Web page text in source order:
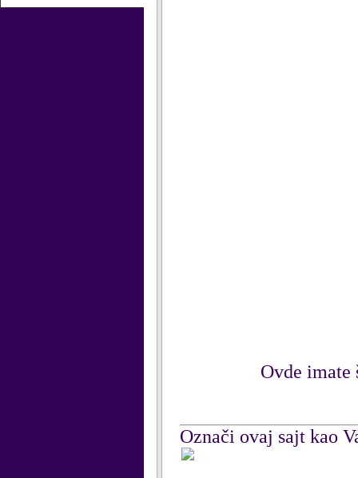
Ovde imate
Označi ovaj sajt kao